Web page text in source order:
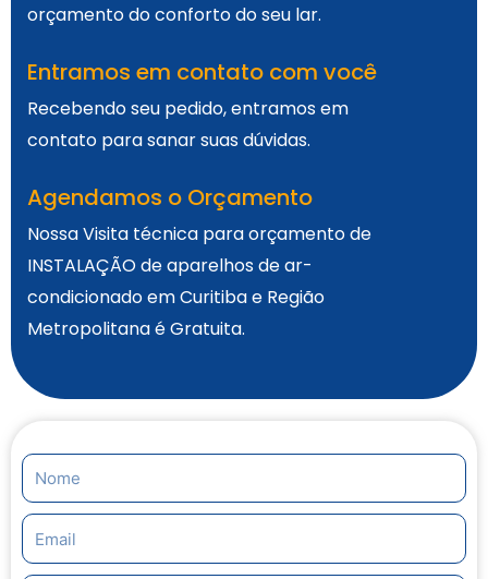
orçamento do conforto do seu lar.
Entramos em contato com você
Recebendo seu pedido, entramos em
contato para sanar suas dúvidas.
Agendamos o Orçamento
Nossa Visita técnica para orçamento de
INSTALAÇÃO de aparelhos de ar-
condicionado em Curitiba e Região
Metropolitana é Gratuita.